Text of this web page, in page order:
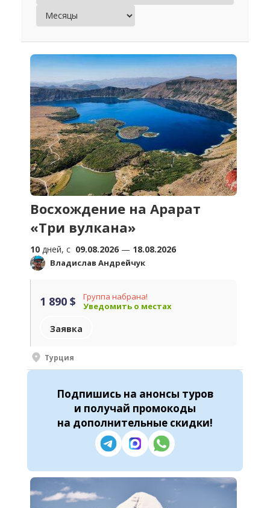
Восхождение на Арарат
«Три вулкана»
10 дней, c 09.08.2026 — 18.08.2026
Владислав Андрейчук
1 890 $
Группа набрана!
Уведомить о местах
Заявка
Турция
Подпишись на анонсы туров
и получай промокоды
на дополнительные скидки!